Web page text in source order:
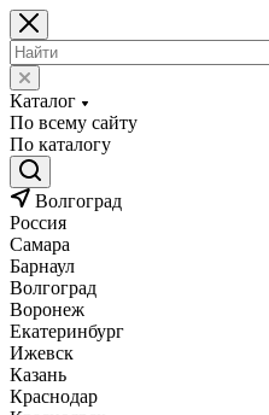
Каталог
По всему сайту
По каталогу
Волгоград
Россия
Самара
Барнаул
Волгоград
Воронеж
Екатеринбург
Ижевск
Казань
Краснодар